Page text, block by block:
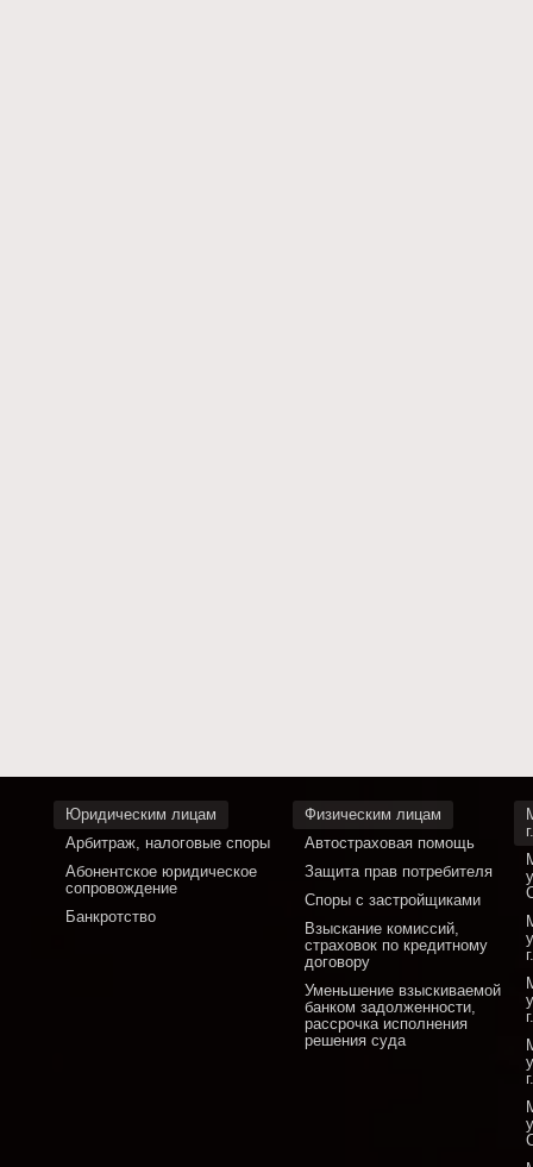
Юридическим лицам
Арбитраж, налоговые споры
Абонентское юридическое
сопровождение
Банкротство
Физическим лицам
Автостраховая помощь
Защита прав потребителя
Споры с застройщиками
Взыскание комиссий,
страховок по кредитному
договору
Уменьшение взыскиваемой
банком задолженности,
рассрочка исполнения
решения суда